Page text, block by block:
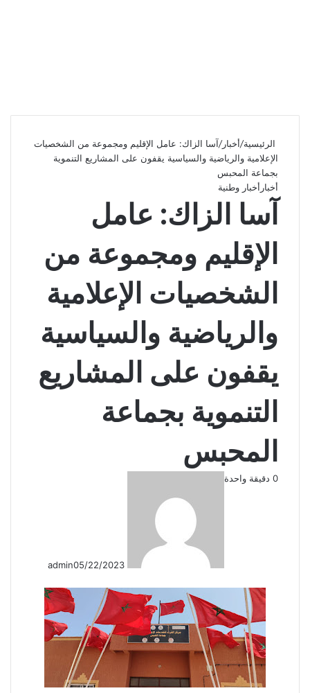
الرئيسية/أخبار/آسا الزاك: عامل الإقليم ومجموعة من الشخصيات
الإعلامية والرياضية والسياسية يقفون على المشاريع التنموية
بجماعة المحبس
أخبار أخبار وطنية
آسا الزاك: عامل
الإقليم ومجموعة من
الشخصيات الإعلامية
والرياضية والسياسية
يقفون على المشاريع
التنموية بجماعة
المحبس
admin05/22/2023
0 دقيقة واحدة